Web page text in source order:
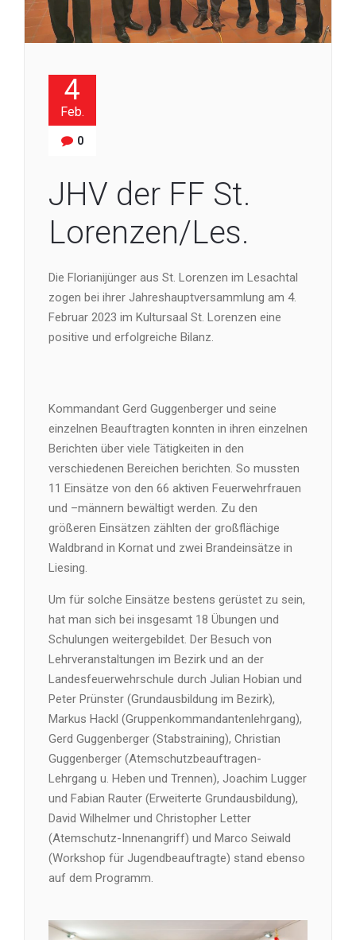
4
Feb.
0
JHV der FF St.
Lorenzen/Les.
Die Florianijünger aus St. Lorenzen im Lesachtal
zogen bei ihrer Jahreshauptversammlung am 4.
Februar 2023 im Kultursaal St. Lorenzen eine
positive und erfolgreiche Bilanz.
Kommandant Gerd Guggenberger und seine
einzelnen Beauftragten konnten in ihren einzelnen
Berichten über viele Tätigkeiten in den
verschiedenen Bereichen berichten. So mussten
11 Einsätze von den 66 aktiven Feuerwehrfrauen
und –männern bewältigt werden. Zu den
größeren Einsätzen zählten der großflächige
Waldbrand in Kornat und zwei Brandeinsätze in
Liesing.
Um für solche Einsätze bestens gerüstet zu sein,
hat man sich bei insgesamt 18 Übungen und
Schulungen weitergebildet. Der Besuch von
Lehrveranstaltungen im Bezirk und an der
Landesfeuerwehrschule durch Julian Hobian und
Peter Prünster (Grundausbildung im Bezirk),
Markus Hackl (Gruppenkommandantenlehrgang),
Gerd Guggenberger (Stabstraining), Christian
Guggenberger (Atemschutzbeauftragen-
Lehrgang u. Heben und Trennen), Joachim Lugger
und Fabian Rauter (Erweiterte Grundausbildung),
David Wilhelmer und Christopher Letter
(Atemschutz-Innenangriff) und Marco Seiwald
(Workshop für Jugendbeauftragte) stand ebenso
auf dem Programm.